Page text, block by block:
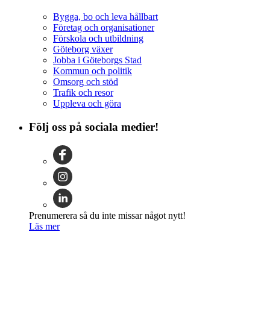
Bygga, bo och leva hållbart
Företag och organisationer
Förskola och utbildning
Göteborg växer
Jobba i Göteborgs Stad
Kommun och politik
Omsorg och stöd
Trafik och resor
Uppleva och göra
Följ oss på sociala medier!
Prenumerera så du inte missar något nytt!
Läs mer